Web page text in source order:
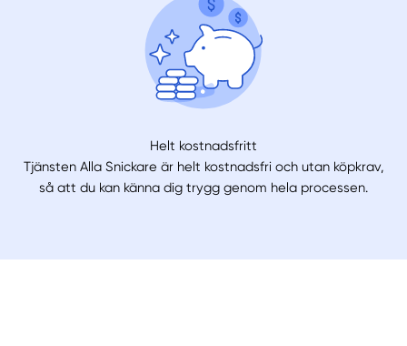
Helt kostnadsfritt
Tjänsten Alla Snickare är helt kostnadsfri och utan köpkrav,
så att du kan känna dig trygg genom hela processen.